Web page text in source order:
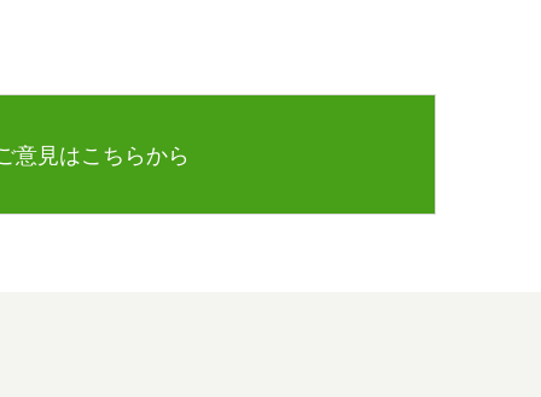
意見はこちらから